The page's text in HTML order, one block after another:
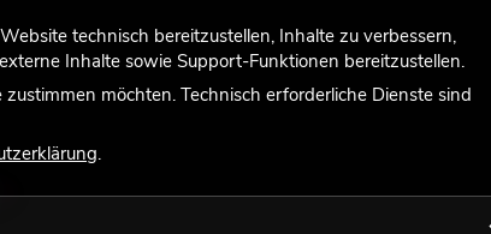
technisch bereitzustellen, Inhalte zu verbessern,
Inhalte sowie Support-Funktionen bereitzustellen.
möchten. Technisch erforderliche Dienste sind
.